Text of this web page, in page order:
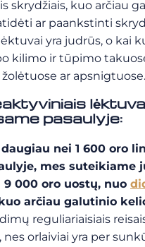
skrydžiais, kuo arčiau
ar paankstinti
yra judrūs, o kai
kilimo ir tūpimo
ar apsnigtuose.
pasaulyje:
nei 1 600 oro
mes suteikiame
000 oro uostų, nuo
arčiau galutinio
reguliariaisiais
orlaiviai yra per